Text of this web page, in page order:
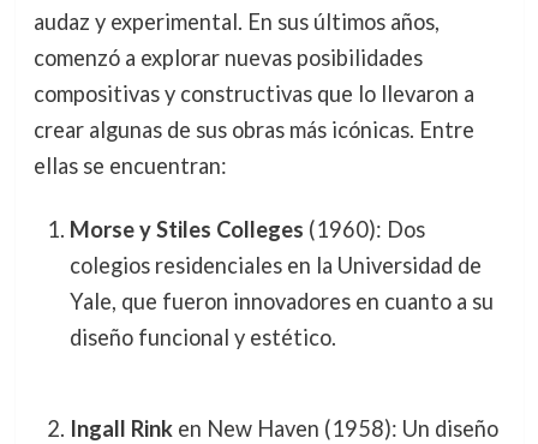
audaz y experimental. En sus últimos años,
comenzó a explorar nuevas posibilidades
compositivas y constructivas que lo llevaron a
crear algunas de sus obras más icónicas. Entre
ellas se encuentran:
Morse y Stiles Colleges (1960): Dos
colegios residenciales en la Universidad de
Yale, que fueron innovadores en cuanto a su
diseño funcional y estético.
Ingall Rinken New Haven (1958): Un diseño